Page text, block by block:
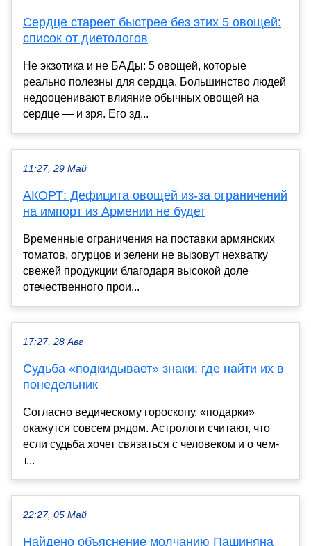
Сердце стареет быстрее без этих 5 овощей:
список от диетологов
Не экзотика и не БАДы: 5 овощей, которые
реально полезны для сердца. Большинство людей
недооценивают влияние обычных овощей на
сердце — и зря. Его зд...
11:27, 29 Май
АКОРТ: Дефицита овощей из-за ограничений
на импорт из Армении не будет
Временные ограничения на поставки армянских
томатов, огурцов и зелени не вызовут нехватку
свежей продукции благодаря высокой доле
отечественного прои...
17:27, 28 Авг
Судьба «подкидывает» знаки: где найти их в
понедельник
Согласно ведическому гороскопу, «подарки»
окажутся совсем рядом. Астрологи считают, что
если судьба хочет связаться с человеком и о чем-
т...
22:27, 05 Май
Найдено объяснение молчанию Пашиняна